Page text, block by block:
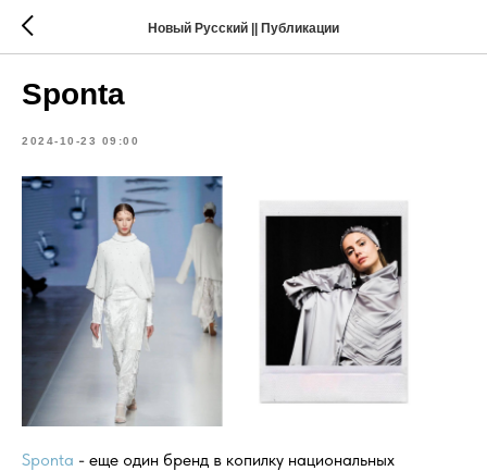
Новый Русский || Публикации
Sponta
2024-10-23 09:00
Sponta - еще один бренд в копилку национальных